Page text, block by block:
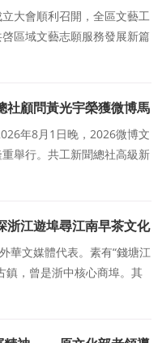
大會順利召開，全區文藝工
區域文藝志願服務發展新篇
生第一屆理事
社顧問黃光宇榮獲微博馬
年8月1日晚，2026微博文
舉行。共工新聞總社高級新
會主席黃光宇受邀
浙江遊埠尋江南早茶文化
華文媒體代表。素有“錢塘江
鎮，曾是浙中核心商埠。其